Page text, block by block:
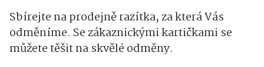
Sbírejte na prodejně razítka, za která Vás
odměníme. Se zákaznickými kartičkami se
můžete těšit na skvělé odměny.